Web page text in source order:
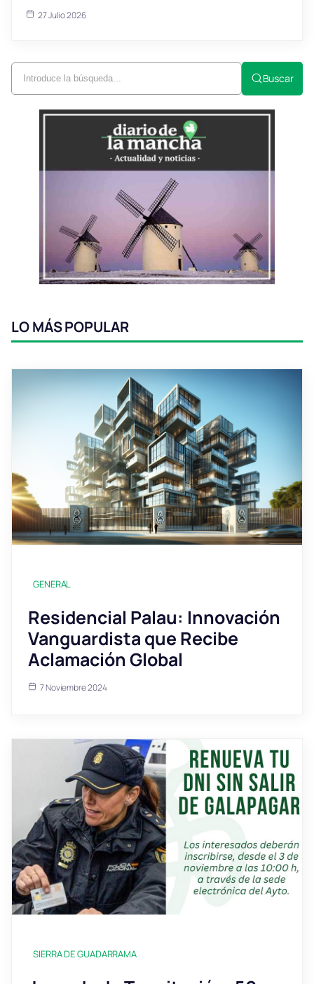
27 Julio 2026
Buscar
LO MÁS POPULAR
GENERAL
Residencial Palau: Innovación
Vanguardista que Recibe
Aclamación Global
7 Noviembre 2024
SIERRA DE GUADARRAMA